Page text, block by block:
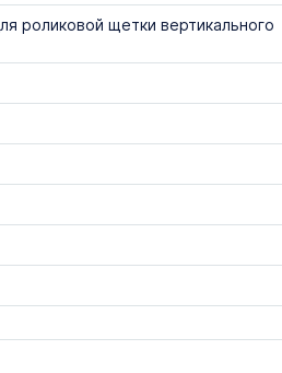
роликовой щетки вертикального